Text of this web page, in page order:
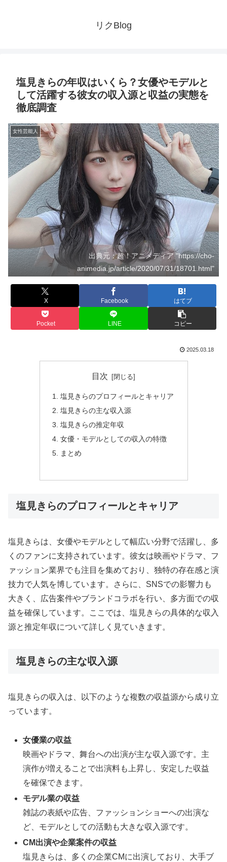
リクBlog
塩見きらの年収はいくら？女優やモデルと
して活躍する彼女の収入源と収益の実態を
徹底調査
女性芸能人
出典元：超！アニメディア "https://cho-
animedia.jp/article/2020/07/31/18701.html"
X Facebook はてブ
Pocket LINE コピー
2025.03.18
目次
塩見きらのプロフィールとキャリア
塩見きらの主な収入源
塩見きらの推定年収
女優・モデルとしての収入の特徴
まとめ
塩見きらのプロフィールとキャリア
塩見きらは、女優やモデルとして幅広い分野で活躍し、多
くのファンに支持されています。彼女は映画やドラマ、フ
ァッション業界でも注目を集めており、独特の存在感と演
技力で人気を博しています。さらに、SNSでの影響力も
大きく、広告案件やブランドコラボを行い、多方面での収
益を確保しています。ここでは、塩見きらの具体的な収入
源と推定年収について詳しく見ていきます。
塩見きらの主な収入源
塩見きらの収入は、以下のような複数の収益源から成り立
っています。
女優業の収益
映画やドラマ、舞台への出演が主な収入源です。主
演作が増えることで出演料も上昇し、安定した収益
を確保できます。
モデル業の収益
雑誌の表紙や広告、ファッションショーへの出演な
ど、モデルとしての活動も大きな収入源です。
CM出演や企業案件の収益
塩見きらは、多くの企業CMに出演しており、大手ブ